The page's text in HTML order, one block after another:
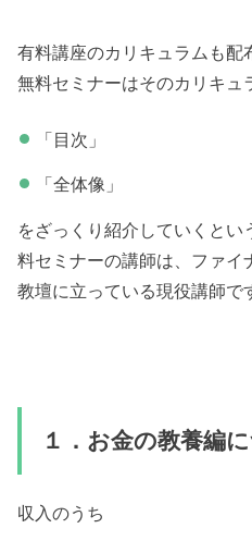
有料講座のカリキュラムも配
無料セミナーはそのカリキュ
「目次」
「全体像」
をざっくり紹介していくと
料セミナーの講師は、ファイ
教壇に立っている現役講師で
１．お金の教養編
収入のうち